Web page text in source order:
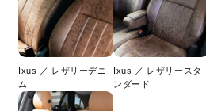
Ixus ／ レザリーデニ
ム
Ixus ／ レザリースタ
ンダード